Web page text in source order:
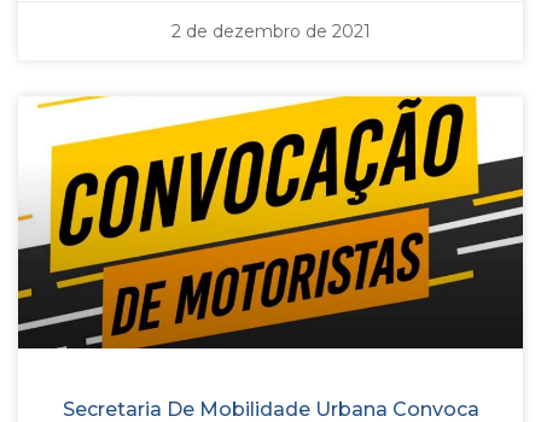
2 de dezembro de 2021
Secretaria De Mobilidade Urbana Convoca